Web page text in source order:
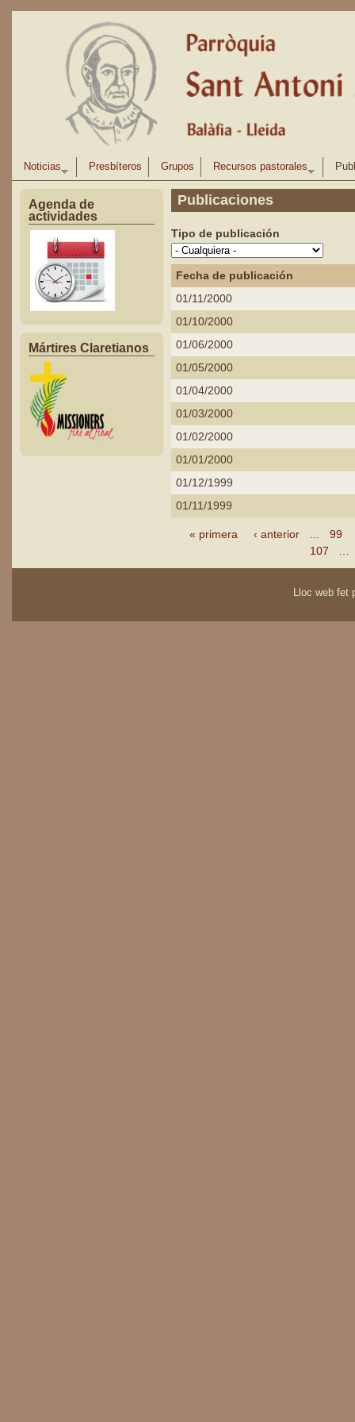
Pasar al contenido principal
Noticias Presbíteros Grupos Recursos pastorales
Agenda de
actividades
Mártires Claretianos
Publicaciones
Tipo de publicación
Fecha de publicación
01/11/2000
01/10/2000
01/06/2000
01/05/2000
01/04/2000
01/03/2000
01/02/2000
01/01/2000
01/12/1999
01/11/1999
Páginas
« primera ‹ anterior
99
107
Lloc web fet